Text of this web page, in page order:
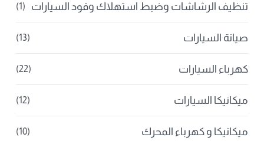
تنظيف الرشاشات وضبط استهلاك وقود السيارات (1)
صيانة السيارات (13)
كهرباء السيارات (22)
ميكانيكا السيارات (12)
ميكانيكا و كهرباء المحرك (10)